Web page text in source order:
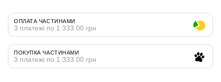
ОПЛАТА ЧАСТИНАМИ
3 платежі по 1 333.00 грн
ПОКУПКА ЧАСТИНАМИ
3 платежі по 1 333.00 грн